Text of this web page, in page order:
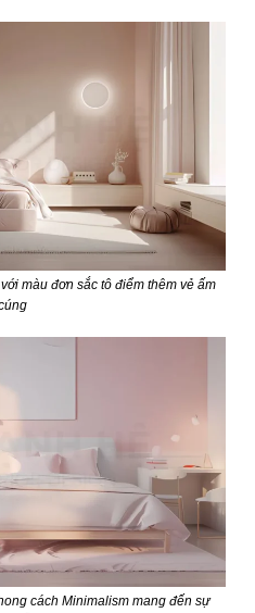
màu đơn sắc tô điểm thêm vẻ ấm
cách Minimalism mang đến sự